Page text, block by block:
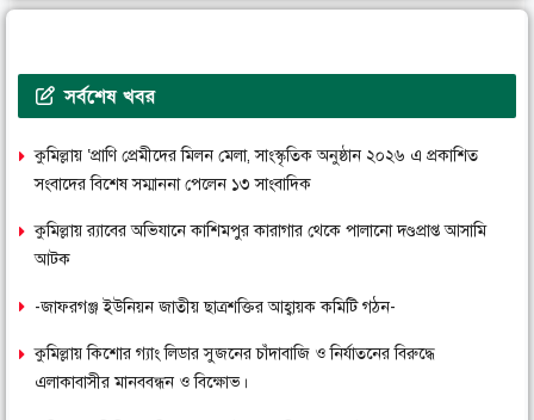
সর্বশেষ খবর
কুমিল্লায় ‘প্রাণি প্রেমীদের মিলন মেলা, সাংস্কৃতিক অনুষ্ঠান ২০২৬ এ প্রকাশিত
সংবাদের বিশেষ সম্মাননা পেলেন ১৩ সাংবাদিক
কুমিল্লায় র‌্যাবের অভিযানে কাশিমপুর কারাগার থেকে পালানো দণ্ডপ্রাপ্ত আসামি
আটক
-জাফরগঞ্জ ইউনিয়ন জাতীয় ছাত্রশক্তির আহ্বায়ক কমিটি গঠন-
কুমিল্লায় কিশোর গ্যাং লিডার সুজনের চাঁদাবাজি ও নির্যাতনের বিরুদ্ধে
এলাকাবাসীর মানববন্ধন ও বিক্ষোভ।